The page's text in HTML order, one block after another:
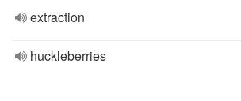
extraction
huckleberries